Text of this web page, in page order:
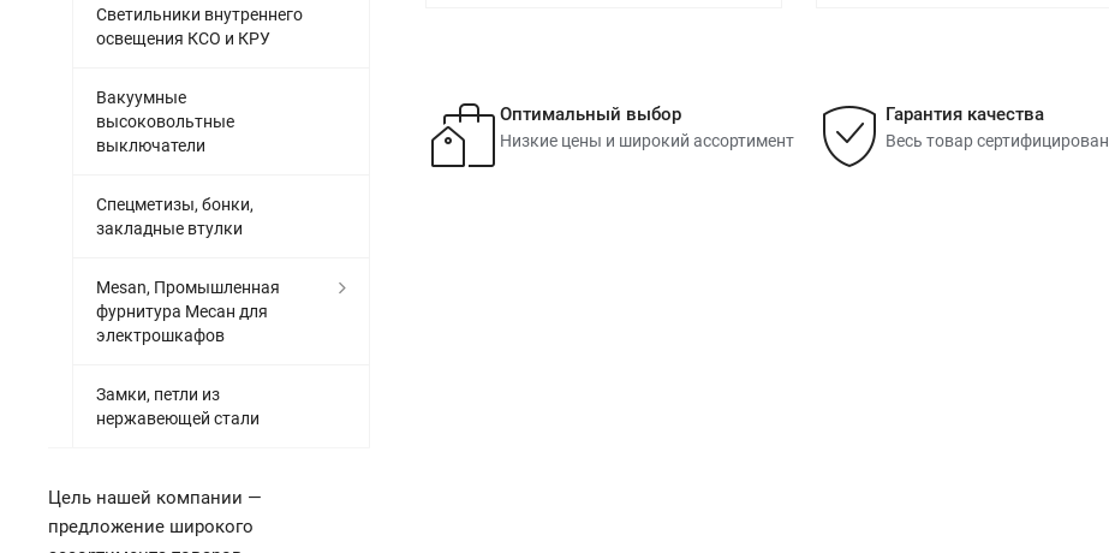
Оптимальный выбор
Низкие цены и широкий ассортимент
Гарантия качества
Весь товар сертифицирован
Светильники внутреннего
освещения КСО и КРУ
Вакуумные
высоковольтные
выключатели
Спецметизы, бонки,
закладные втулки
Mesan, Промышленная
фурнитура Месан для
электрошкафов
Замки, петли из
нержавеющей стали
Цель нашей компании —
предложение широкого